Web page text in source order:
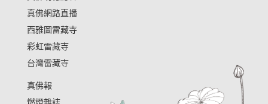
真佛網路直播
西雅圖雷藏寺
彩虹雷藏寺
台灣雷藏寺
真佛報
燃燈雜誌